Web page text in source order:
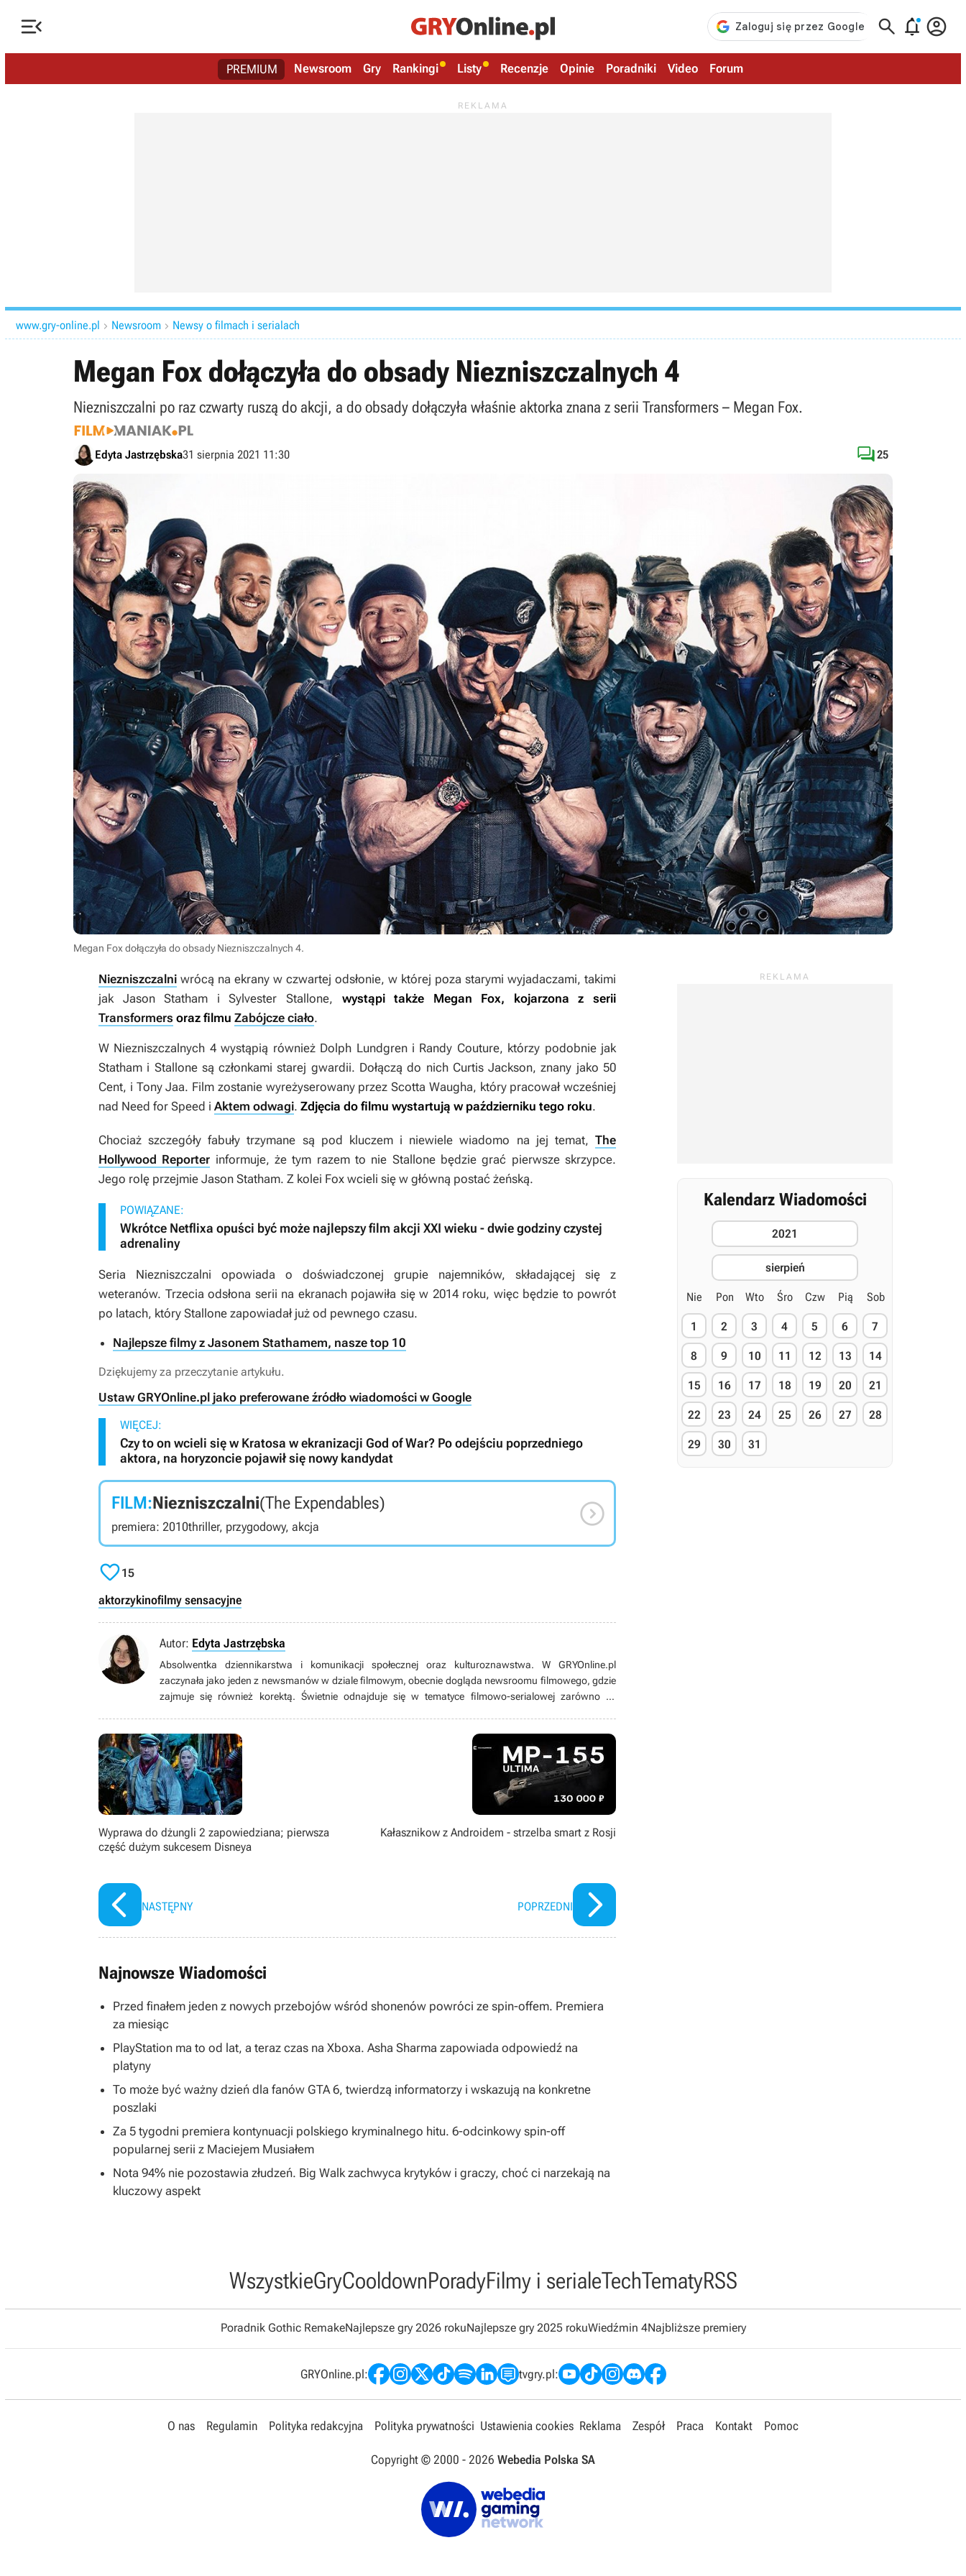
   
PREMIUM Newsroom Gry Rankingi Listy Recenzje Opinie Poradniki Video Forum
www.gry-online.pl  Newsroom  Newsy o filmach i serialach
Megan Fox dołączyła do obsady Niezniszczalnych 4
Niezniszczalni po raz czwarty ruszą do akcji, a do obsady dołączyła właśnie aktorka znana z serii Transformers – Megan Fox.
Edyta Jastrzębska31 sierpnia 2021 11:30 25
Megan Fox dołączyła do obsady Niezniszczalnych 4.
Niezniszczalni wrócą na ekrany w czwartej odsłonie, w której poza starymi wyjadaczami, takimi
jak Jason Statham i Sylvester Stallone, wystąpi także Megan Fox, kojarzona z serii
Transformers oraz filmu Zabójcze ciało.
W Niezniszczalnych 4wystąpią również Dolph Lundgren i Randy Couture, którzy podobnie jak
Statham i Stallone są członkami starej gwardii. Dołączą do nich Curtis Jackson, znany jako 50
Cent, i Tony Jaa. Film zostanie wyreżyserowany przez Scotta Waugha, który pracował wcześniej
nad Need for Speed i Aktem odwagi. Zdjęcia do filmu wystartują w październiku tego roku.
Chociaż szczegóły fabuły trzymane są pod kluczem i niewiele wiadomo na jej temat, The
Hollywood Reporter informuje, że tym razem to nie Stallone będzie grać pierwsze skrzypce.
Jego rolę przejmie Jason Statham. Z kolei Fox wcieli się w główną postać żeńską.
POWIĄZANE:
Wkrótce Netflixa opuści być może najlepszy film akcji XXI wieku - dwie godziny czystej
adrenaliny
Seria Niezniszczalni opowiada o doświadczonej grupie najemników, składającej się z
weteranów. Trzecia odsłona serii na ekranach pojawiła się w 2014 roku, więc będzie to powrót
po latach, który Stallone zapowiadał już od pewnego czasu.
Najlepsze filmy z Jasonem Stathamem, nasze top 10
Dziękujemy za przeczytanie artykułu.
Ustaw GRYOnline.pl jako preferowane źródło wiadomości w Google
WIĘCEJ:
Czy to on wcieli się w Kratosa w ekranizacji God of War? Po odejściu poprzedniego
aktora, na horyzoncie pojawił się nowy kandydat
FILM:Niezniszczalni(The Expendables)
premiera: 2010thriller, przygodowy, akcja 
15
aktorzykinofilmy sensacyjne
Autor: Edyta Jastrzębska
Absolwentka dziennikarstwa i komunikacji społecznej oraz kulturoznawstwa. W GRYOnline.pl
zaczynała jako jeden z newsmanów w dziale filmowym, obecnie dogląda newsroomu filmowego, gdzie
zajmuje się również korektą. Świetnie odnajduje się w tematyce filmowo-serialowej zarówno tej
do wielu przekonuje się dopiero, gdy szum wokół nich ucichnie. Wieczory uwielbia spędzać nie tylko przy
filmach, serialach, książkach oraz grach wideo, ale też przy RPG-ach tekstowych, w których siedzi od
kilkunastu lat.
Wyprawa do dżungli 2 zapowiedziana; pierwsza
część dużym sukcesem Disneya
NASTĘPNY
Kałasznikow z Androidem - strzelba smart z Rosji
POPRZEDNI
Najnowsze Wiadomości
Przed finałem jeden z nowych przebojów wśród shonenów powróci ze spin-offem. Premiera
za miesiąc
PlayStation ma to od lat, a teraz czas na Xboxa. Asha Sharma zapowiada odpowiedź na
platyny
To może być ważny dzień dla fanów GTA 6, twierdzą informatorzy i wskazują na konkretne
poszlaki
Za 5 tygodni premiera kontynuacji polskiego kryminalnego hitu. 6-odcinkowy spin-off
popularnej serii z Maciejem Musiałem
Nota 94% nie pozostawia złudzeń. Big Walk zachwyca krytyków i graczy, choć ci narzekają na
kluczowy aspekt
Kalendarz Wiadomości
2021
sierpień
Nie Pon Wto Śro Czw Pią Sob
1 2 3 4 5 6 7
8 9 10 11 12 13 14
15 16 17 18 19 20 21
22 23 24 25 26 27 28
29 30 31
WszystkieGryCooldownPoradyFilmy i serialeTechTematyRSS
Poradnik Gothic RemakeNajlepsze gry 2026 rokuNajlepsze gry 2025 rokuWiedźmin 4Najbliższe premiery
GRYOnline.pl: tvgry.pl:
O nas Regulamin Polityka redakcyjna Polityka prywatności Ustawienia cookies Reklama Zespół Praca Kontakt Pomoc
Copyright © 2000 - 2026 Webedia Polska SA